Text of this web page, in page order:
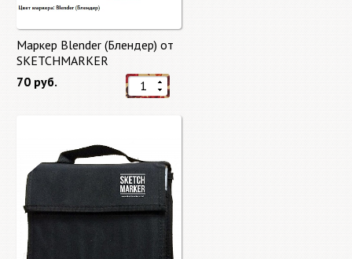
Маркер Blender (Блендер) от
SKETCHMARKER
70 руб.